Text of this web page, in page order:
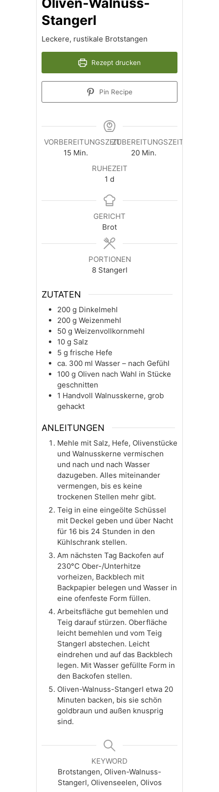
Stangerl
Leckere, rustikale Brotstangen
Rezept drucken
Pin Recipe
VORBEREITUNGSZEIT
15Minuten
Min.
ZUBEREITUNGSZEIT
20Minuten
Min.
RUHEZEIT
1 day
d
GERICHT
Brot
PORTIONEN
8 Stangerl
ZUTATEN
200 g Dinkelmehl
200 g Weizenmehl
50 g Weizenvollkornmehl
10 g Salz
5 g frische Hefe
ca. 300 ml Wasser – nach Gefühl
100 g Oliven nach Wahl in Stücke
geschnitten
1 Handvoll Walnusskerne, grob
gehackt
ANLEITUNGEN
Mehle mit Salz, Hefe, Olivenstücke
und Walnusskerne vermischen
und nach und nach Wasser
dazugeben. Alles miteinander
vermengen, bis es keine
trockenen Stellen mehr gibt.
Teig in eine eingeölte Schüssel
mit Deckel geben und über Nacht
für 16 bis 24 Stunden in den
Kühlschrank stellen.
Am nächsten Tag Backofen auf
230°C Ober-/Unterhitze
vorheizen, Backblech mit
Backpapier belegen und Wasser in
eine ofenfeste Form füllen.
Arbeitsfläche gut bemehlen und
Teig darauf stürzen. Oberfläche
leicht bemehlen und vom Teig
Stangerl abstechen. Leicht
eindrehen und auf das Backblech
legen. Mit Wasser gefüllte Form in
den Backofen stellen.
Oliven-Walnuss-Stangerl etwa 20
Minuten backen, bis sie schön
goldbraun und außen knusprig
sind.
KEYWORD
Brotstangen, Oliven-Walnuss-
Stangerl, Olivenseelen, Olivos